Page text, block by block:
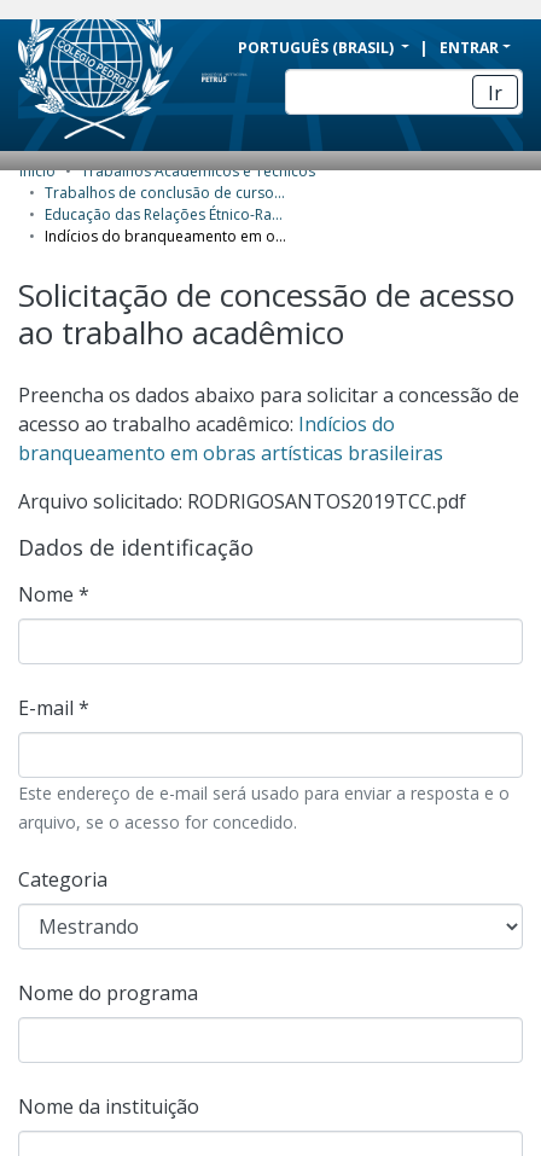
BRAZIL
Simplifique!
Comunica BR
Participe
Acesso à informação
Legislação
PORTUGUÊS (BRASIL) ENTRAR
Ir
COMUNIDADES E COLEÇÕES
NAVEGAR
ESTATÍSTICAS
SOBRE
Início
Trabalhos Acadêmicos e Técnicos
Trabalhos de conclusão de curso de Especialização
Educação das Relações Étnico-Raciais no Ensino Básico (Ererebá)
Indícios do branqueamento em obras artísticas brasileiras
Solicitação de concessão de acesso
ao trabalho acadêmico
Preencha os dados abaixo para solicitar a concessão de
acesso ao trabalho acadêmico: Indícios do
branqueamento em obras artísticas brasileiras
Arquivo solicitado: RODRIGOSANTOS2019TCC.pdf
Dados de identificação
Nome *
E-mail *
Este endereço de e-mail será usado para enviar a resposta e o
arquivo, se o acesso for concedido.
Categoria
Nome do programa
Nome da instituição